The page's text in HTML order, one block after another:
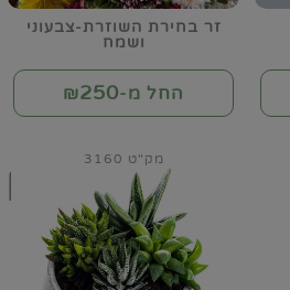
זר בחירת השוזרת-צבעוני
ושמח
החל מ-₪250
מק"ט 3160